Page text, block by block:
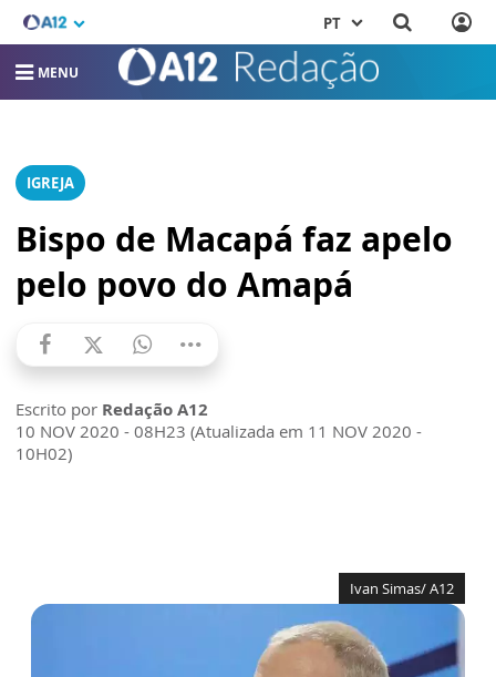
PT
MENU
IGREJA
Bispo de Macapá faz apelo
pelo povo do Amapá
Escrito por Redação A12
10 NOV 2020 - 08H23 (Atualizada em 11 NOV 2020 -
10H02)
Ivan Simas/ A12